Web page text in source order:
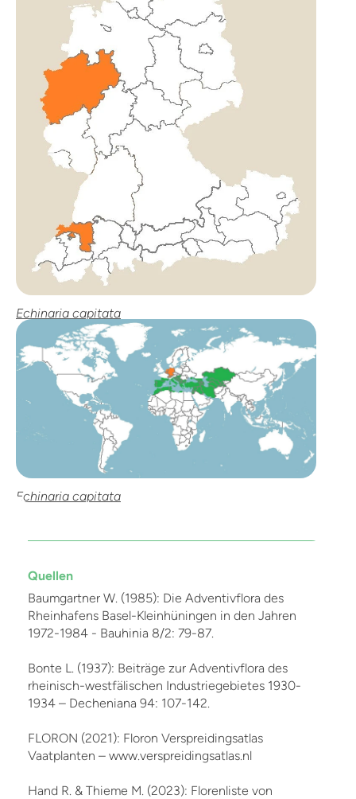
Echinaria capitata
Echinaria capitata
Quellen
Baumgartner W. (1985): Die Adventivflora des
Rheinhafens Basel-Kleinhüningen in den Jahren
1972-1984 - Bauhinia 8/2: 79-87.
Bonte L. (1937): Beiträge zur Adventivflora des
rheinisch-westfälischen Industriegebietes 1930-
1934 – Decheniana 94: 107-142.
FLORON (2021): Floron Verspreidingsatlas
Vaatplanten – www.verspreidingsatlas.nl
Hand R. & Thieme M. (2023): Florenliste von